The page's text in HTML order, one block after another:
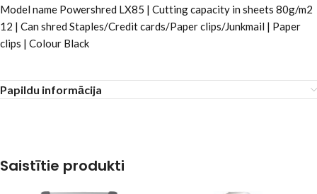
Model name Powershred LX85 | Cutting capacity in sheets 80g/m2
12 | Can shred Staples/Credit cards/Paper clips/Junkmail | Paper
clips | Colour Black
Papildu informācija
Saistītie produkti